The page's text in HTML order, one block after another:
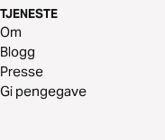
TJENESTE
Om
Blogg
Presse
Gi pengegave